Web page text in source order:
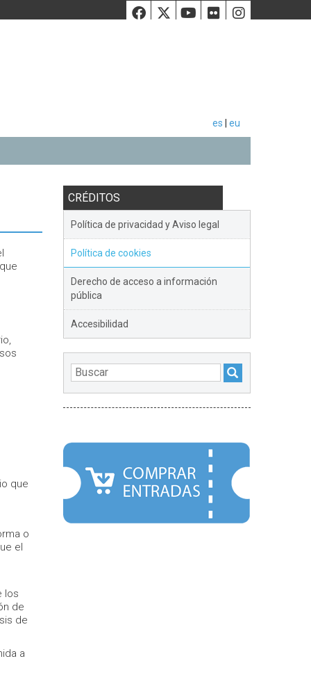
Facebook
Twiiter
Youtube
Flickr
es eu
que
o
el
los
de
de
a
CRÉDITOS
Política de privacidad y Aviso legal
Política de cookies
Derecho de acceso a información
pública
Accesibilidad